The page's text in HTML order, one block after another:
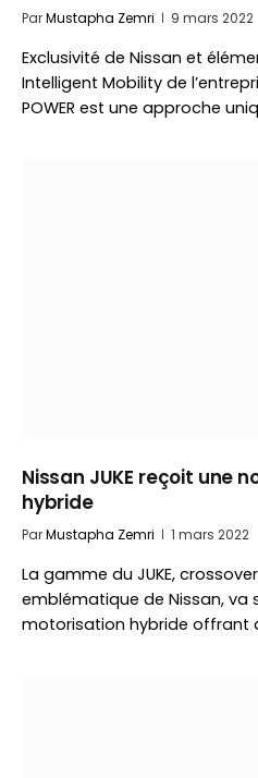
ParMustapha Zemri 9 mars 2022
Exclusivité de Nissan et
Intelligent Mobility de
POWER est une approche
Nissan JUKE reçoit une
hybride
ParMustapha Zemri 1 mars 2022
La gamme du JUKE,
emblématique de Nissan, va
motorisation hybride offrant